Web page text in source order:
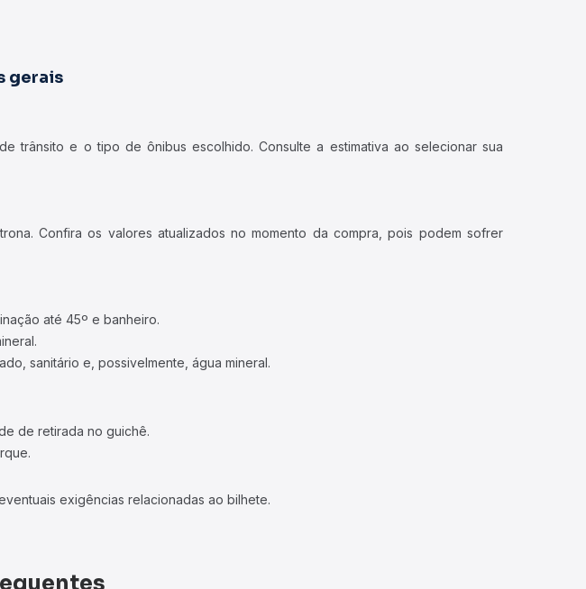
gerais
trânsito e o tipo de ônibus escolhido. Consulte a estimativa ao selecionar sua
Confira os valores atualizados no momento da compra, pois podem sofrer
até 45º e banheiro.
sanitário e, possivelmente, água mineral.
de retirada no guichê.
exigências relacionadas ao bilhete.